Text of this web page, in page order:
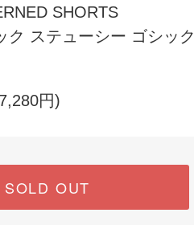
SHORTS
ク ステューシー ゴシック
円)
SOLD OUT